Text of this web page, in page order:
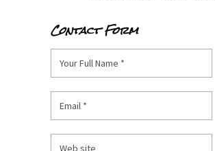
Contact Form